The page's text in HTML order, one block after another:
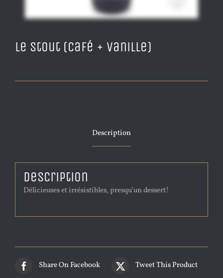
Le Stout (Café + Vanille)
Description
Description
Délicieuses et irrésistibles, presqu’un dessert!
Share On Facebook Tweet This Product